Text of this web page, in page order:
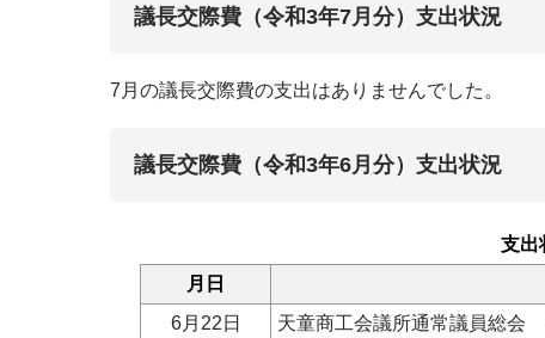
議長交際費（令和3年7月分）支出状況
7月の議長交際費の支出はありませんでした。
議長交際費（令和3年6月分）支出状況
支出
月日
6月22日
天童商工会議所通常議員総会